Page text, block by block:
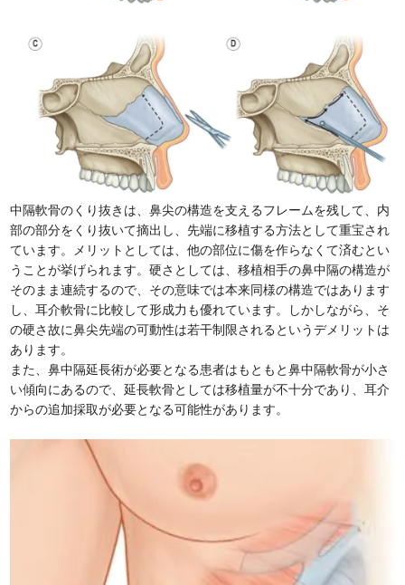
中隔軟骨のくり抜きは、鼻尖の構造を支えるフレームを残して、内
部の部分をくり抜いて摘出し、先端に移植する方法として重宝され
ています。メリットとしては、他の部位に傷を作らなくて済むとい
うことが挙げられます。硬さとしては、移植相手の鼻中隔の構造が
そのまま連続するので、その意味では本来同様の構造ではあります
し、耳介軟骨に比較して形成力も優れています。しかしながら、そ
の硬さ故に鼻尖先端の可動性は若干制限されるというデメリットは
あります。
また、鼻中隔延長術が必要となる患者はもともと鼻中隔軟骨が小さ
い傾向にあるので、延長軟骨としては移植量が不十分であり、耳介
からの追加採取が必要となる可能性があります。